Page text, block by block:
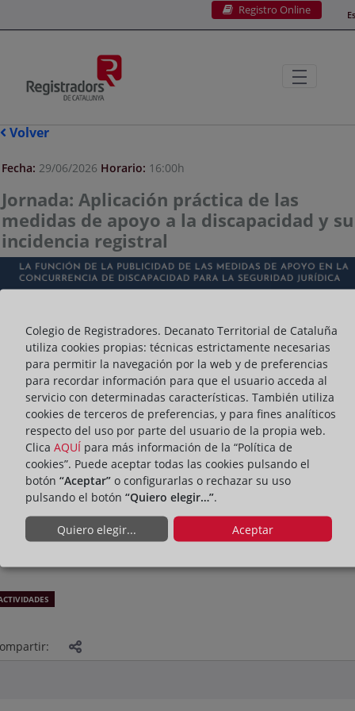
Registro Online
Volver
Fecha: 29/06/2026 Horario: 16:00h
Jornada: Aplicación práctica de las
medidas de apoyo a la discapacidad y su
incidencia registral
Colegio de Registradores. Decanato Territorial de Cataluña
utiliza cookies propias: técnicas estrictamente necesarias
para permitir la navegación por la web y de preferencias
para recordar información para que el usuario acceda al
servicio con determinadas características. También utiliza
cookies de terceros de preferencias, y para fines analíticos
respecto del uso por parte del usuario de la propia web.
Clica AQUÍ para más información de la “Política de
cookies”. Puede aceptar todas las cookies pulsando el
botón “Aceptar” o configurarlas o rechazar su uso
pulsando el botón “Quiero elegir…”.
Quiero elegir... Aceptar